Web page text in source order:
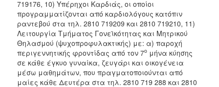
719176, 10) Υπέρηχοι Καρδιάς, οι οποίοι
προγραμματίζονται από καρδιολόγους κατόπιν
ραντεβού στα τηλ. 2810 719209 και 2810 719210, 11)
Λειτουργία Τμήματος Γονεϊκότητας και Μητρικού
Θηλασμού (ψυχοπροφυλακτικής) με: α) παροχή
περιγεννητικής φροντίδας από τον 7ο μήνα κύησης
σε κάθε έγκυο γυναίκα, ζευγάρι και οικογένεια
μέσω μαθημάτων, που πραγματοποιούνται από
μαίες κάθε Δευτέρα στα τηλ. 2810 719 288 και 2810